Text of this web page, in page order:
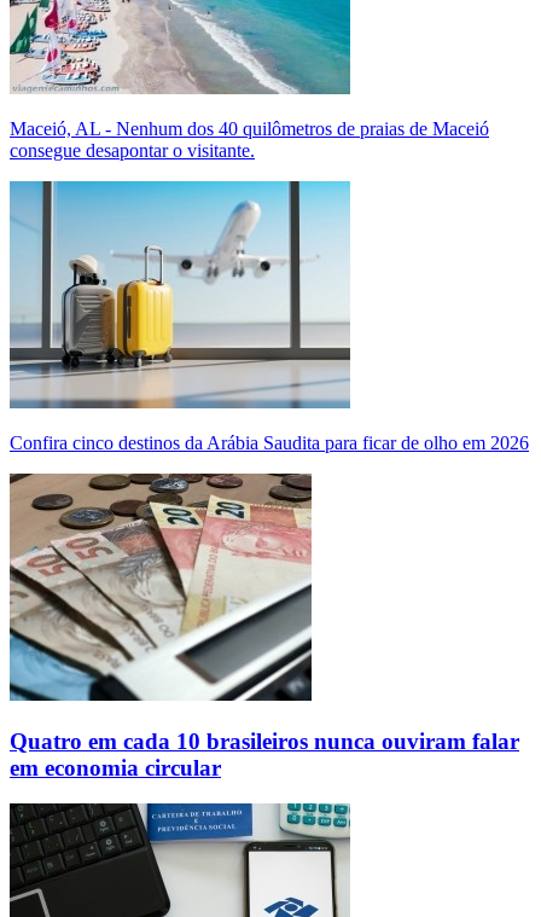
Maceió, AL - Nenhum dos 40 quilômetros de praias de Maceió
consegue desapontar o visitante.
Confira cinco destinos da Arábia Saudita para ficar de olho em 2026
Quatro em cada 10 brasileiros nunca ouviram falar
em economia circular